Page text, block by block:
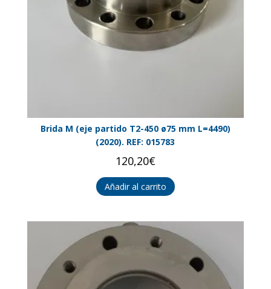
Brida M (eje partido T2-450 ø75 mm L=4490)
(2020). REF: 015783
120,20€
Añadir al carrito